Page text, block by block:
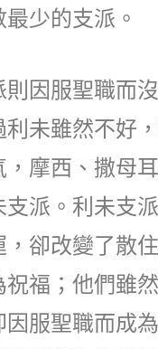
少的支派。
則因服聖職而
利未雖然不好
，摩西、撒母
支派。利未支
卻改變了散
祝福；他們雖
因服聖職而成